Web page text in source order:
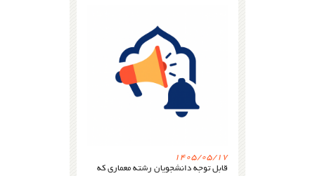
1405/05/17
قابل توجه دانشجویان رشته معماری که